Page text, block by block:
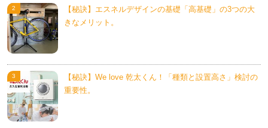
【秘訣】エスネルデザインの基礎「高基礎」の3つの大
きなメリット。
【秘訣】We love 乾太くん！「種類と設置高さ」検討の
重要性。